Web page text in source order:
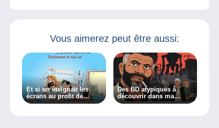
Vous aimerez peut être aussi:
Et si on éteignait les
écrans au profit de
super bandes dessinées
Des BD atypiques à
découvrir dans ma
chronique !